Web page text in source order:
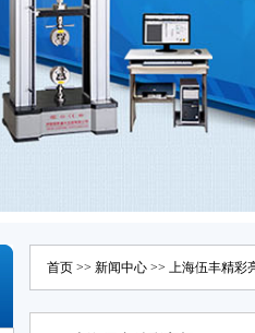
首页 >> 新闻中心 >> 上海伍丰精彩